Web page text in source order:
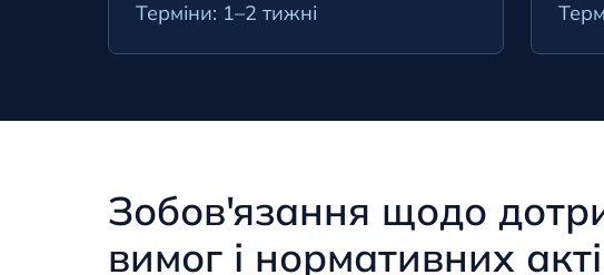
Терміни: 1–2 тижні
Зобов'язання щодо
вимог і нормативних